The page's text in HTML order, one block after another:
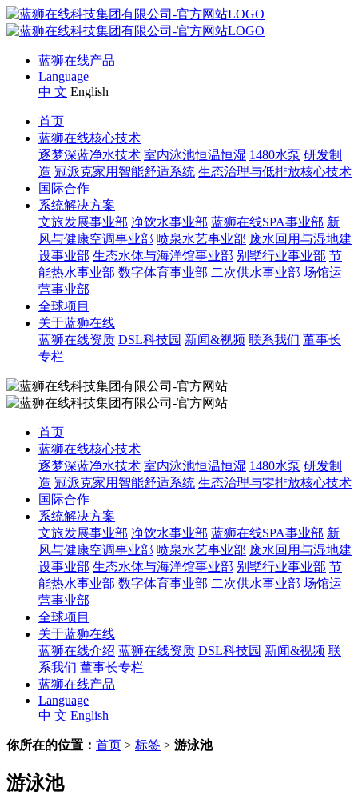
蓝狮在线产品
Language
中 文 English
首页
蓝狮在线核心技术
逐梦深蓝净水技术 室内泳池恒温恒湿 1480水泵 研发制
造 冠派克家用智能舒适系统 生态治理与低排放核心技术
国际合作
系统解决方案
文旅发展事业部 净饮水事业部 蓝狮在线SPA事业部 新
风与健康空调事业部 喷泉水艺事业部 废水回用与湿地建
设事业部 生态水体与海洋馆事业部 别墅行业事业部 节
能热水事业部 数字体育事业部 二次供水事业部 场馆运
营事业部
全球项目
关于蓝狮在线
蓝狮在线资质 DSL科技园 新闻&视频 联系我们 董事长
专栏
首页
蓝狮在线核心技术
逐梦深蓝净水技术 室内泳池恒温恒湿 1480水泵 研发制
造 冠派克家用智能舒适系统 生态治理与零排放核心技术
国际合作
系统解决方案
文旅发展事业部 净饮水事业部 蓝狮在线SPA事业部 新
风与健康空调事业部 喷泉水艺事业部 废水回用与湿地建
设事业部 生态水体与海洋馆事业部 别墅行业事业部 节
能热水事业部 数字体育事业部 二次供水事业部 场馆运
营事业部
全球项目
关于蓝狮在线
蓝狮在线介绍 蓝狮在线资质 DSL科技园 新闻&视频 联
系我们 董事长专栏
蓝狮在线产品
Language
中 文 English
你所在的位置： 首页 > 标签 > 游泳池
游泳池